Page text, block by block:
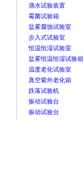
滴水试验装置
霉菌试验箱
盐雾腐蚀试验室
步入式试验室
恒温恒湿试验室
盐雾恒温恒湿试验箱
温度老化试验室
真空紫外老化箱
跌落试验机
振动试验台
振动试验台